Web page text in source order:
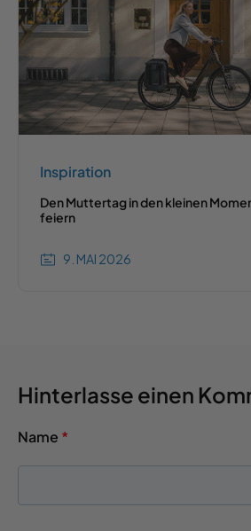
Inspiration
Den Muttertag in den kleinen
feiern
9. MAI 2026
Hinterlasse einen
Name *